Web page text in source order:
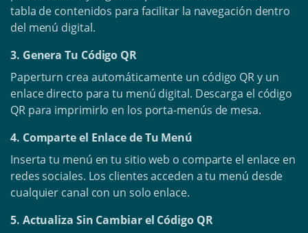
tabla de contenidos para facilitar la navegación dentro
del menú digital.
3. Genera Tu Código QR
Paperturn crea automáticamente un código QR y un
enlace directo para tu menú digital. Descarga el código
QR para imprimirlo en los porta-menús de mesa.
4. Comparte el Enlace de Tu Menú
Inserta tu menú en tu sitio web o comparte el enlace en
redes sociales. Los clientes acceden a tu menú desde
cualquier canal con un solo enlace.
5. Actualiza Sin Cambiar el Código QR